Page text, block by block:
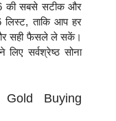
की सबसे सटीक और
लिस्ट, ताकि आप हर
सही फैसले ले सकें।
सर्वश्रेष्ठ सोना
Gold Buying